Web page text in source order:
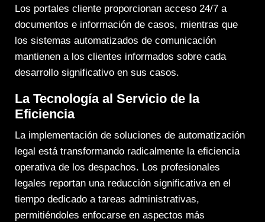
Los portales cliente proporcionan acceso 24/7 a
documentos e información de casos, mientras que
los sistemas automatizados de comunicación
mantienen a los clientes informados sobre cada
desarrollo significativo en sus casos.
La Tecnología al Servicio de la
Eficiencia
La implementación de soluciones de automatización
legal está transformando radicalmente la eficiencia
operativa de los despachos. Los profesionales
legales reportan una reducción significativa en el
tiempo dedicado a tareas administrativas,
permitiéndoles enfocarse en aspectos más